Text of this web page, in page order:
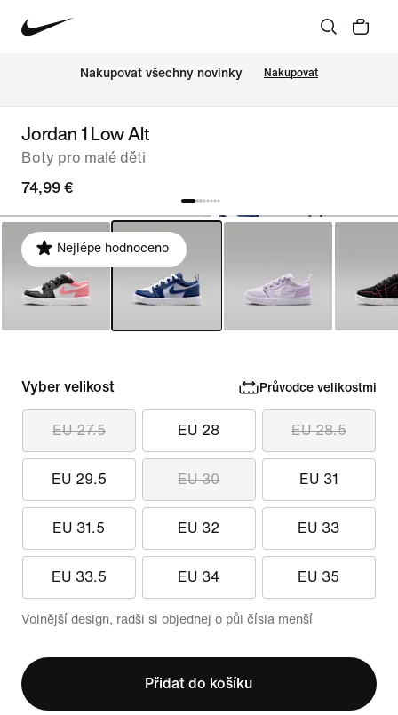
Nakupovat všechny novinky Nakupovat
Jordan 1 Low Alt
Boty pro malé děti
74,99 €
Nejlépe hodnoceno
Vyber velikost Průvodce velikostmi
EU 27.5 EU 28 EU 28.5
EU 29.5 EU 30 EU 31
EU 31.5 EU 32 EU 33
EU 33.5 EU 34 EU 35
Volnější design, radši si objednej o půl čísla menší
Přidat do košíku